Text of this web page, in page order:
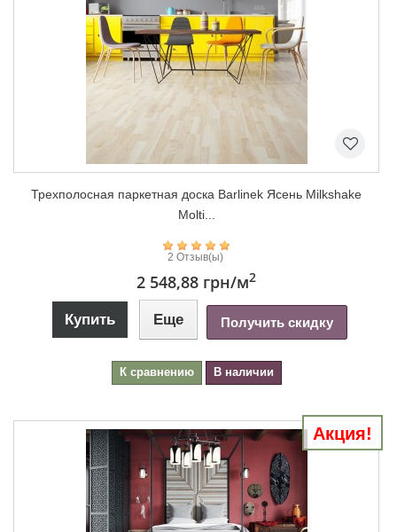
Трехполосная паркетная доска Barlinek Ясень Milkshake
Molti...
2 Отзыв(ы)
2 548,88 грн/м2
Купить Еще Получить скидку
К сравнению В наличии
Акция!